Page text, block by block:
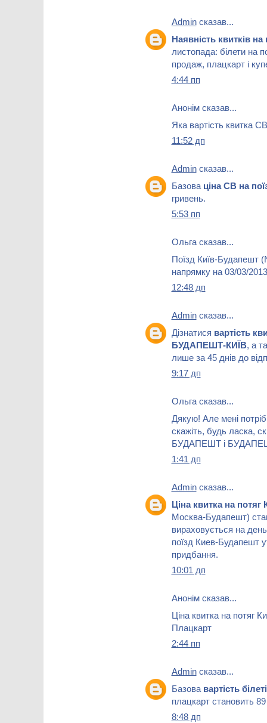
Adminсказав...
Наявність квитків
листопада: білети на
продаж, плацкарт і
4:44 пп
Анонім сказав...
Яка вартість квитка
11:52 дп
Adminсказав...
Базова ціна СВ на
гривень.
5:53 пп
Ольга сказав...
Поїзд Київ-Будапешт
напрямку на 03/03/
12:48 дп
Adminсказав...
Дізнатися вартість
БУДАПЕШТ-КИЇВ, а
лише за 45 днів до
9:17 дп
Ольга сказав...
Дякую! Але мені
скажіть, будь ласка,
БУДАПЕШТ і
1:41 дп
Adminсказав...
Ціна квитка на
Москва-Будапешт)
вираховується на
поїзд Киев-Будапешт
придбання.
10:01 дп
Анонім сказав...
Ціна квитка на потяг
Плацкарт
2:44 пп
Adminсказав...
Базова вартість
плацкарт становить
8:48 дп